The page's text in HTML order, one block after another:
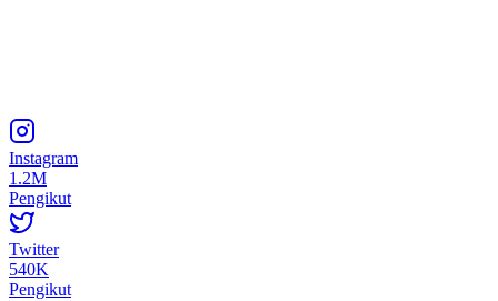
Instagram
1.2M
Pengikut
Twitter
540K
Pengikut